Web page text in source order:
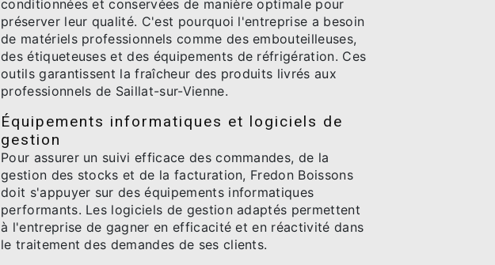
conditionnées et conservées de manière optimale pour
préserver leur qualité. C'est pourquoi l'entreprise a besoin
de matériels professionnels comme des embouteilleuses,
des étiqueteuses et des équipements de réfrigération. Ces
outils garantissent la fraîcheur des produits livrés aux
professionnels de Saillat-sur-Vienne.
Équipements informatiques et logiciels de
gestion
Pour assurer un suivi efficace des commandes, de la
gestion des stocks et de la facturation, Fredon Boissons
doit s'appuyer sur des équipements informatiques
performants. Les logiciels de gestion adaptés permettent
à l'entreprise de gagner en efficacité et en réactivité dans
le traitement des demandes de ses clients.